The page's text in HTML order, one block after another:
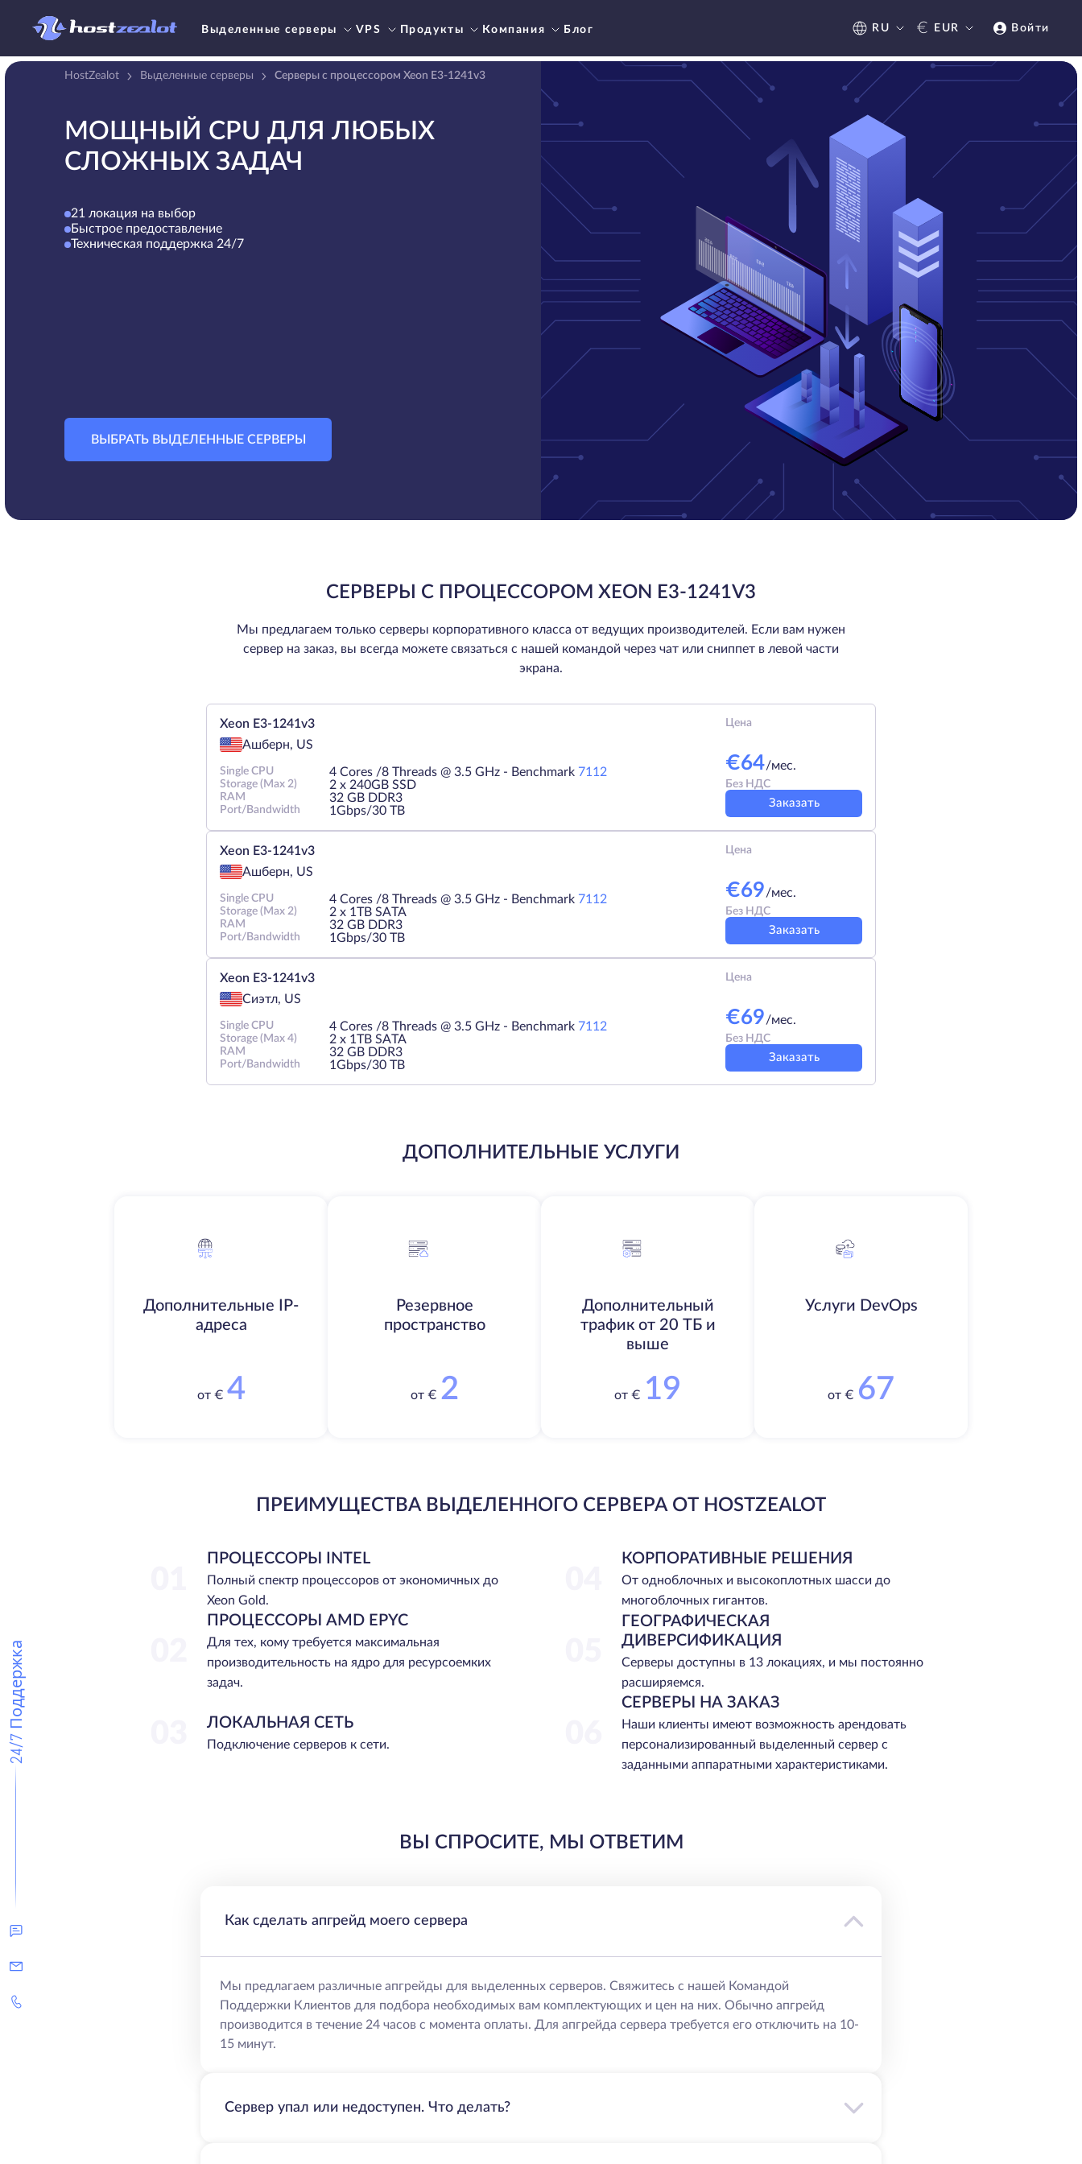
Выделенные серверы VPS Продукты Компания Блог RU € EUR Войти
24/7 Поддержка
HostZealot Выделенные серверы Серверы с процессором Xeon E3-1241v3
МОЩНЫЙ CPU ДЛЯ ЛЮБЫХ
СЛОЖНЫХ ЗАДАЧ
21 локация на выбор
Быстрое предоставление
Техническая поддержка 24/7
ВЫБРАТЬ ВЫДЕЛЕННЫЕ СЕРВЕРЫ
СЕРВЕРЫ С ПРОЦЕССОРОМ XEON E3-1241V3
Мы предлагаем только серверы корпоративного класса от ведущих производителей. Если вам нужен
сервер на заказ, вы всегда можете связаться с нашей командой через чат или сниппет в левой части
экрана.
Xeon E3-1241v3
Ашберн, US
Single CPU 4 Cores /8 Threads @ 3.5 GHz - Benchmark 7112
Storage (Max 2) 2 х 240GB SSD
RAM 32 GB DDR3
Port/Bandwidth 1Gbps/30 TB
Цена
€64/мес.
Без НДС
Заказать
Xeon E3-1241v3
Ашберн, US
Single CPU 4 Cores /8 Threads @ 3.5 GHz - Benchmark 7112
Storage (Max 2) 2 х 1TB SATA
RAM 32 GB DDR3
Port/Bandwidth 1Gbps/30 TB
Цена
€69/мес.
Без НДС
Заказать
Xeon E3-1241v3
Сиэтл, US
Single CPU 4 Cores /8 Threads @ 3.5 GHz - Benchmark 7112
Storage (Max 4) 2 х 1TB SATA
RAM 32 GB DDR3
Port/Bandwidth 1Gbps/30 TB
Цена
€69/мес.
Без НДС
Заказать
ДОПОЛНИТЕЛЬНЫЕ УСЛУГИ
Дополнительные IP-
адреса
от € 4
Резервное
пространство
от € 2
Дополнительный
трафик от 20 ТБ и
выше
от € 19
Услуги DevOps
от € 67
ПРЕИМУЩЕСТВА ВЫДЕЛЕННОГО СЕРВЕРА ОТ HOSTZEALOT
ПРОЦЕССОРЫ INTEL
Полный спектр процессоров от экономичных до
Xeon Gold.
КОРПОРАТИВНЫЕ РЕШЕНИЯ
От одноблочных и высокоплотных шасси до
многоблочных гигантов.
ПРОЦЕССОРЫ AMD EPYC
Для тех, кому требуется максимальная
производительность на ядро для ресурсоемких
задач.
ГЕОГРАФИЧЕСКАЯ
ДИВЕРСИФИКАЦИЯ
Серверы доступны в 13 локациях, и мы постоянно
расширяемся.
ЛОКАЛЬНАЯ СЕТЬ
Подключение серверов к сети.
СЕРВЕРЫ НА ЗАКАЗ
Наши клиенты имеют возможность арендовать
персонализированный выделенный сервер с
заданными аппаратными характеристиками.
ВЫ СПРОСИТЕ, МЫ ОТВЕТИМ
Как сделать апгрейд моего сервера
Мы предлагаем различные апгрейды для выделенных серверов. Свяжитесь с нашей Командой
Поддержки Клиентов для подбора необходимых вам комплектующих и цен на них. Обычно апгрейд
производится в течение 24 часов с момента оплаты. Для апгрейда сервера требуется его отключить на 10-
15 минут.
Сервер упал или недоступен. Что делать?